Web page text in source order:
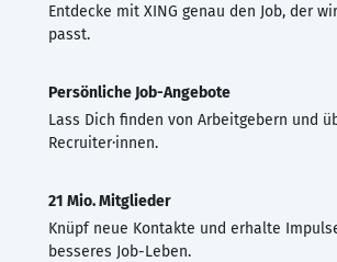
Entdecke mit XING genau den Job, der
passt.
Persönliche Job-Angebote
Lass Dich finden von Arbeitgebern und
Recruiter·innen.
21 Mio. Mitglieder
Knüpf neue Kontakte und erhalte
besseres Job-Leben.